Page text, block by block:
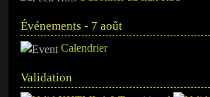
Événements - 7 août
Calendrier
Validation